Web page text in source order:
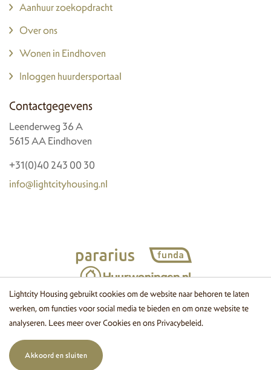
Lightcity Housing gebruikt cookies om de website naar behoren te laten
werken, om functies voor social media te bieden en om onze website te
analyseren. Lees meer overCookiesen ons Privacybeleid.
Akkoord en sluiten
Aanhuur zoekopdracht
Over ons
Wonen in Eindhoven
Inloggen huurdersportaal
Contactgegevens
Leenderweg 36 A
5615 AA Eindhoven
+31(0)40 243 00 30
info@lightcityhousing.nl
© 2026 Lightcity Housing Cookies Disclaimer Privacy
Website
door OGonline